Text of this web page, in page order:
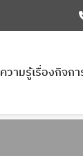
ความรู้เรื่องกิจก